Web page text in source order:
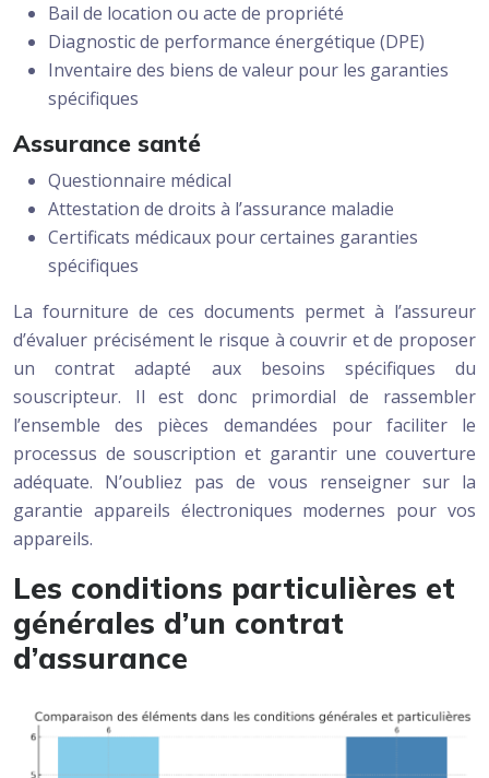
Bail de location ou acte de propriété
Diagnostic de performance énergétique (DPE)
Inventaire des biens de valeur pour les garanties
spécifiques
Assurance santé
Questionnaire médical
Attestation de droits à l’assurance maladie
Certificats médicaux pour certaines garanties
spécifiques
La fourniture de ces documents permet à l’assureur
d’évaluer précisément le risque à couvrir et de proposer
un contrat adapté aux besoins spécifiques du
souscripteur. Il est donc primordial de rassembler
l’ensemble des pièces demandées pour faciliter le
processus de souscription et garantir une couverture
adéquate. N’oubliez pas de vous renseigner sur la
garantie appareils électroniques modernes pour vos
appareils.
Les conditions particulières et
générales d’un contrat
d’assurance